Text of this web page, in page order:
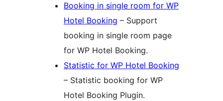
Booking in single room for WP
Hotel Booking – Support
booking in single room page
for WP Hotel Booking.
Statistic for WP Hotel Booking
– Statistic booking for WP
Hotel Booking Plugin.